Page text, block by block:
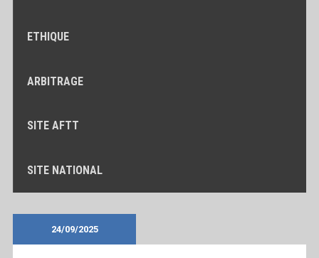
ETHIQUE
ARBITRAGE
SITE AFTT
SITE NATIONAL
24/09/2025